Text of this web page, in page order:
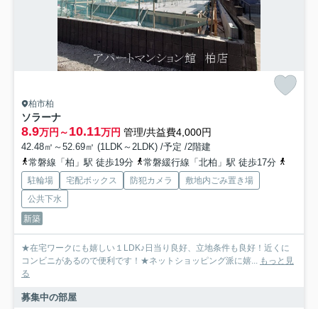
柏市柏
ソラーナ
8.9万円～10.11万円 管理/共益費4,000円
42.48㎡～52.69㎡ (1LDK～2LDK) /予定 /2階建
常磐線「柏」駅 徒歩19分
常磐緩行線「北柏」駅 徒歩17分
駐輪場 宅配ボックス 防犯カメラ
敷地内ごみ置き場
公共下水
新築
★在宅ワークにも嬉しい１LDK♪日当り良好、立地条件も良好！近くに
コンビニがあるので便利です！★ネットショッピング派に嬉... もっと見
る
募集中の部屋